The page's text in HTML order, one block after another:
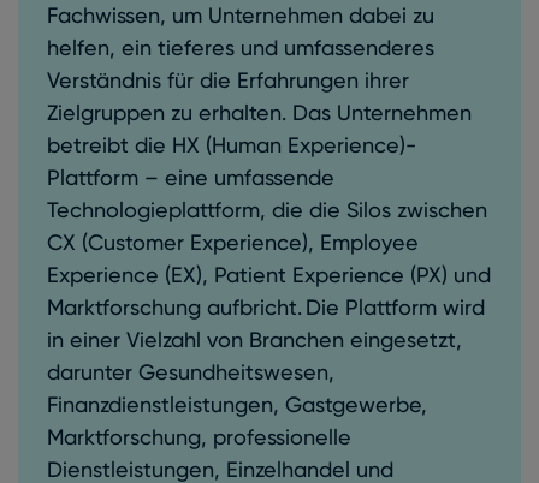
Fachwissen, um Unternehmen dabei zu
helfen, ein tieferes und umfassenderes
Verständnis für die Erfahrungen ihrer
Zielgruppen zu erhalten. Das Unternehmen
betreibt die HX (Human Experience)-
Plattform – eine umfassende
Technologieplattform, die die Silos zwischen
CX (Customer Experience), Employee
Experience (EX), Patient Experience (PX) und
Marktforschung aufbricht. Die Plattform wird
in einer Vielzahl von Branchen eingesetzt,
darunter Gesundheitswesen,
Finanzdienstleistungen, Gastgewerbe,
Marktforschung, professionelle
Dienstleistungen, Einzelhandel und